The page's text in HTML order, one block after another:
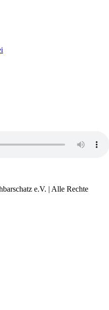
e.V. | Alle Rechte